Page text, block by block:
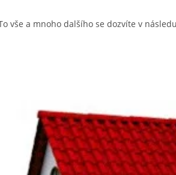
příspěvku
vše a mnoho dalšího se dozvíte v